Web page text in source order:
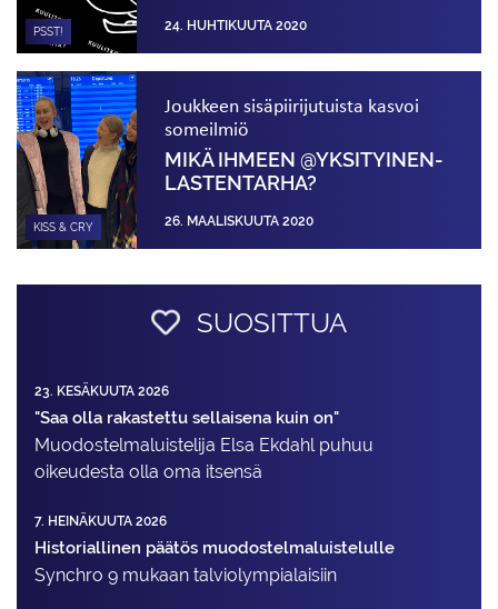
PSST! 24. HUHTIKUUTA 2020
KISS & CRY
Joukkeen sisäpiirijutuista kasvoi
someilmiö
MIKÄ IHMEEN @YKSITYINEN­
LASTENTARHA?
26. MAALISKUUTA 2020
SUOSITTUA
23. KESÄKUUTA 2026
"Saa olla rakastettu sellaisena kuin on"
Muodostelma­luistelija Elsa Ekdahl puhuu
oikeudesta olla oma itsensä
7. HEINÄKUUTA 2026
Historiallinen päätös muodostelmaluistelulle
Synchro 9 mukaan talviolympialaisiin